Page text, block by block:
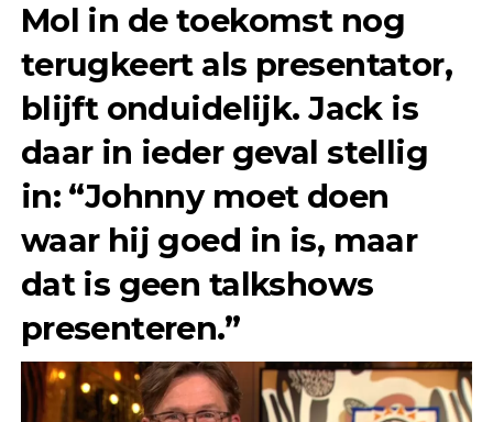
Mol in de toekomst nog
terugkeert als presentator,
blijft onduidelijk. Jack is
daar in ieder geval stellig
in: “Johnny moet doen
waar hij goed in is, maar
dat is geen talkshows
presenteren.”